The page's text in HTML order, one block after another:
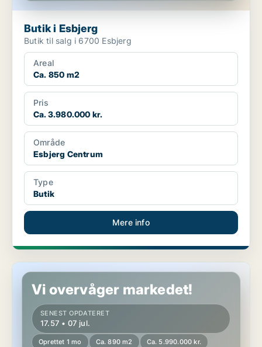
Butik i Esbjerg
Butik til salg i 6700 Esbjerg
Areal
Ca. 850 m2
Pris
Ca. 3.980.000 kr.
Område
Esbjerg Centrum
Type
Butik
Mere info
Butik i Padborg
Vi overvåger markedet!
SENEST OPDATERET
17.57 • 07 jul.
Oprettet 1 mo Ca. 890 m2 Ca. 5.990.000 kr.